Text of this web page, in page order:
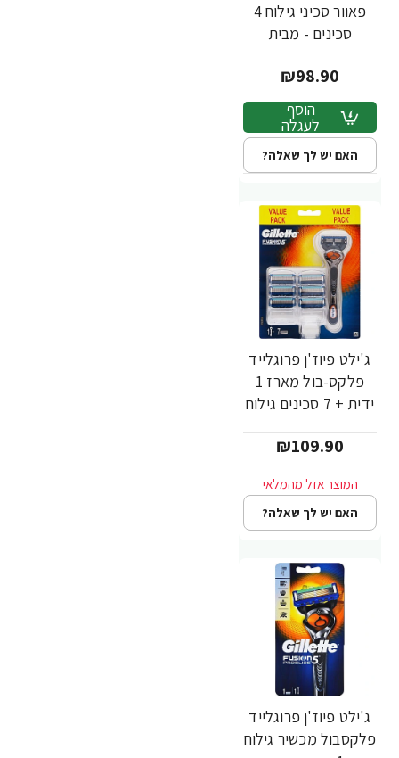
פאוור סכיני גילוח 4
סכינים - מבית
₪98.90
הוסף
לעגלה
האם יש לך שאלה?
ג'ילט פיוז'ן פרוגלייד
פלקס-בול מארז 1
ידית + 7 סכינים גילוח
₪109.90
האם יש לך שאלה?
ג'ילט פיוז'ן פרוגלייד
פלקסבול מכשיר גילוח